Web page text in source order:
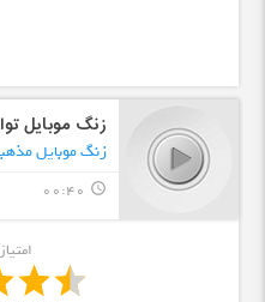
زنگ موبایل
زنگ موبایل
query_builder
00:40